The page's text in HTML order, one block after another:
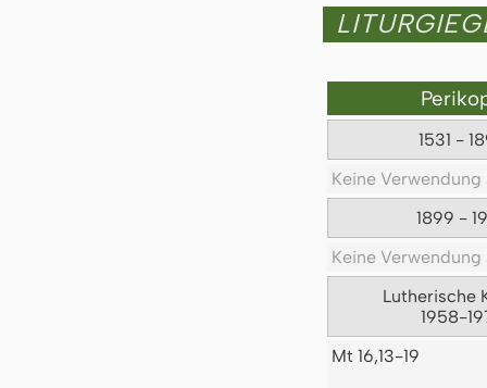
1531 -
Keine
1899 -
Keine
Lutherische
1958-
Mt 16,13-19